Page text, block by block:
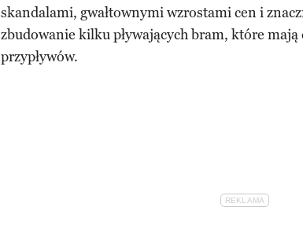
skandalami, gwałtownymi wzrostami cen i
zbudowanie kilku pływających bram, które
przypływów.